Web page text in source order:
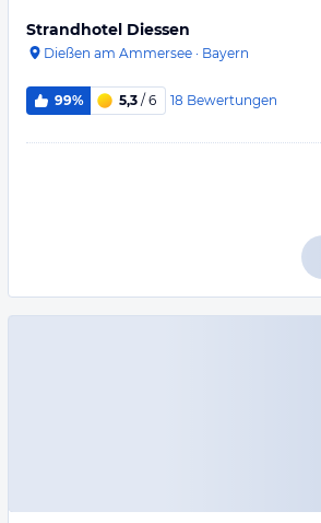
Strandhotel Diessen
Dießen am Ammersee · Bayern
99% 5,3 / 6 18 Bewertungen